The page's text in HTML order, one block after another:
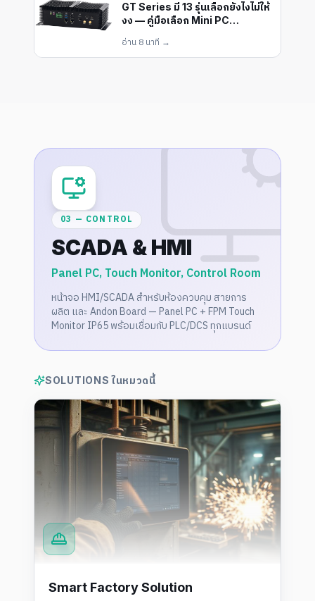
GT Series มี 13 รุ่นเลือกยังไงไม่ให้
งง — คู่มือเลือก Mini PC
อ่าน 8 นาที →
03 — CONTROL
SCADA & HMI
Panel PC, Touch Monitor, Control Room
หน้าจอ HMI/SCADA สำหรับห้องควบคุม สายการ
ผลิต และ Andon Board — Panel PC + FPM Touch
Monitor IP65 พร้อมเชื่อมกับ PLC/DCS ทุกแบรนด์
SOLUTIONS ในหมวดนี้
Smart Factory Solution